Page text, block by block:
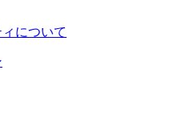
について